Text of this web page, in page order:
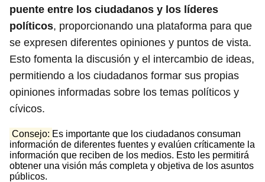
puente entre los ciudadanos y los líderes
políticos, proporcionando una plataforma para que
se expresen diferentes opiniones y puntos de vista.
Esto fomenta la discusión y el intercambio de ideas,
permitiendo a los ciudadanos formar sus propias
opiniones informadas sobre los temas políticos y
cívicos.
Consejo: Es importante que los ciudadanos consuman
información de diferentes fuentes y evalúen críticamente la
información que reciben de los medios. Esto les permitirá
obtener una visión más completa y objetiva de los asuntos
públicos.